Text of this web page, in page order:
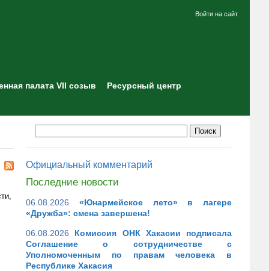
Войти на сайт
палата VII созыв Ресурсный центр
Официальный комментарий
Последние новости
06.08.2026
«Юнармейское лето» в лагере
«Дружба»: смена завершена!
06.08.2026
Комиссия ОНК Хакасии подписала
Соглашение о сотрудничестве с
Уполномоченным по правам человека в
Республике Хакасия